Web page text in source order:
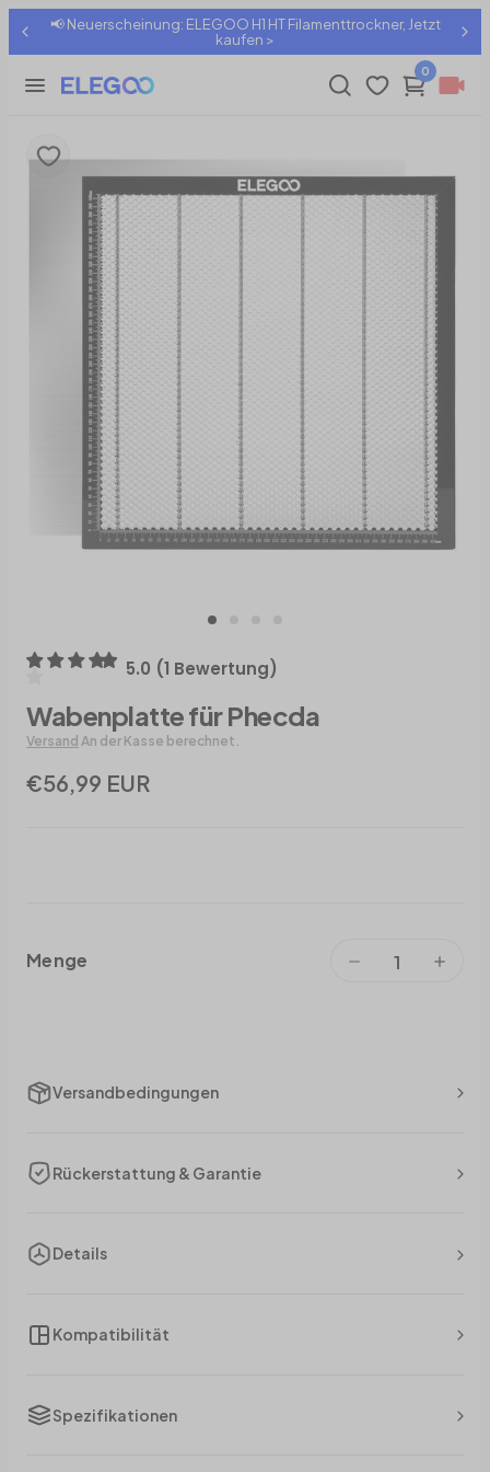
📢 Neuerscheinung: ELEGOO H1 HT Filamenttrockner, Jetzt
kaufen >
0
5.0 (1 Bewertung)
Wabenplatte für Phecda
Versand An der Kasse berechnet.
€56,99 EUR
Menge
Versandbedingungen
Rückerstattung & Garantie
Details
Kompatibilität
Spezifikationen